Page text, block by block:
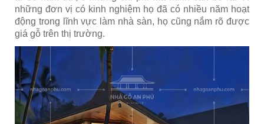
những đơn vị có kinh nghiệm họ đã có nhiều năm hoạt
động trong lĩnh vực làm nhà sàn, họ cũng nắm rõ được
giá gỗ trên thị trường.